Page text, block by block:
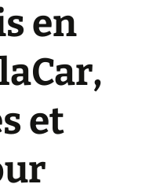
en
et